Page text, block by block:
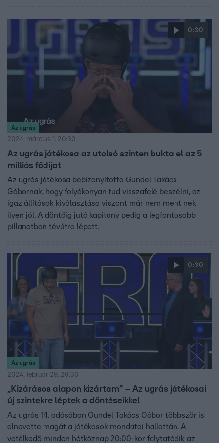
0:30
Az ugrás
2024. március 1. 20:30
Az ugrás játékosa az utolsó szinten bukta el az 5
milliós fődíjat
Az ugrás játékosa bebizonyította Gundel Takács
Gábornak, hogy folyékonyan tud visszafelé beszélni, az
igaz állítások kiválasztása viszont már nem ment neki
ilyen jól. A döntőig jutó kapitány pedig a legfontosabb
pillanatban tévútra lépett.
0:30
Az ugrás
2024. február 29. 20:30
„Kizárásos alapon kizártam” – Az ugrás játékosai
új szintekre léptek a döntéseikkel
Az ugrás 14. adásában Gundel Takács Gábor többször is
elnevette magát a játékosok mondatai hallattán. A
vetélkedő minden hétköznap 20:00-kor folytatódik az